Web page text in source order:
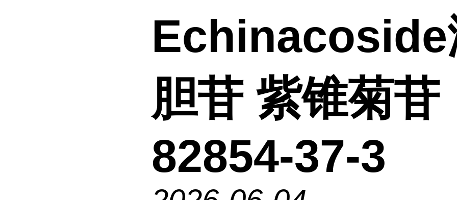
Echinacoside
胆苷 紫锥菊苷
82854-37-3